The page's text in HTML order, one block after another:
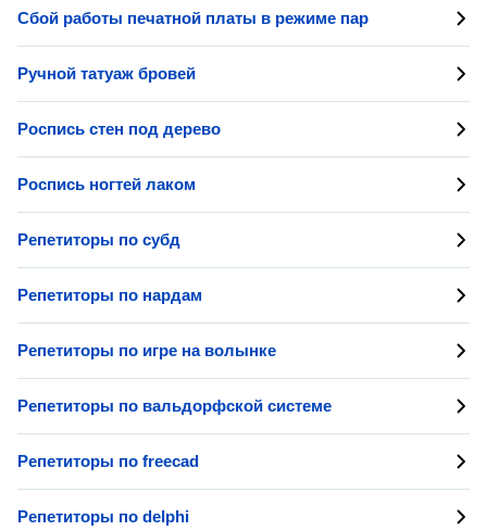
Сбой работы печатной платы в режиме пар
Ручной татуаж бровей
Роспись стен под дерево
Роспись ногтей лаком
Репетиторы по субд
Репетиторы по нардам
Репетиторы по игре на волынке
Репетиторы по вальдорфской системе
Репетиторы по freecad
Репетиторы по delphi